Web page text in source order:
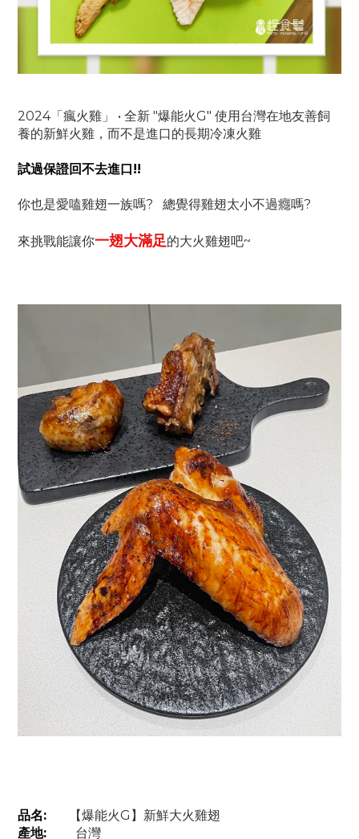
2024「瘋火雞」 • 全新 "爆能火G" 使用台灣在地友善飼
養的新鮮火雞，而不是進口的長期冷凍火雞
試過保證回不去進口!!
你也是愛嗑雞翅一族嗎? 總覺得雞翅太小不過癮嗎?
來挑戰能讓你一翅大滿足的大火雞翅吧~
品名: 【爆能火G】新鮮大火雞翅
產地: 台灣